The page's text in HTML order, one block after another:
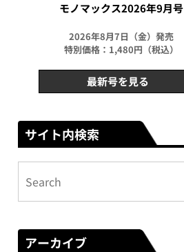
モノマックス2026年9月号
2026年8月7日（金）発売
特別価格：1,480円（税込）
最新号を見る
サイト内検索
アーカイブ